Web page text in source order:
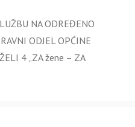
NA ODREĐENO
ODJEL OPĆINE
4 „ZA žene – ZA